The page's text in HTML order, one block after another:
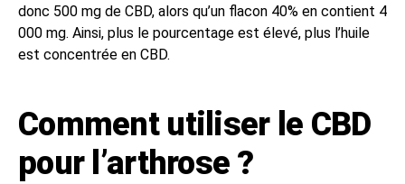
donc 500 mg de CBD, alors qu’un flacon 40% en contient 4
000 mg. Ainsi, plus le pourcentage est élevé, plus l’huile
est concentrée en CBD.
Comment utiliser le CBD
pour l’arthrose ?